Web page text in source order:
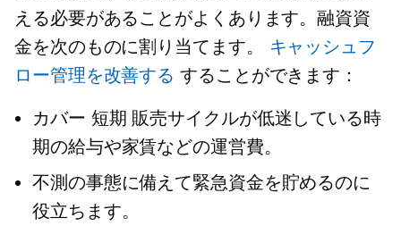
える必要があることがよくあります。融資資
金を次のものに割り当てます。
キャッシュフ
ロー管理を改善する することができます：
カバー 短期 販売サイクルが低迷している時
期の給与や家賃などの運営費。
不測の事態に備えて緊急資金を貯めるのに
役立ちます。